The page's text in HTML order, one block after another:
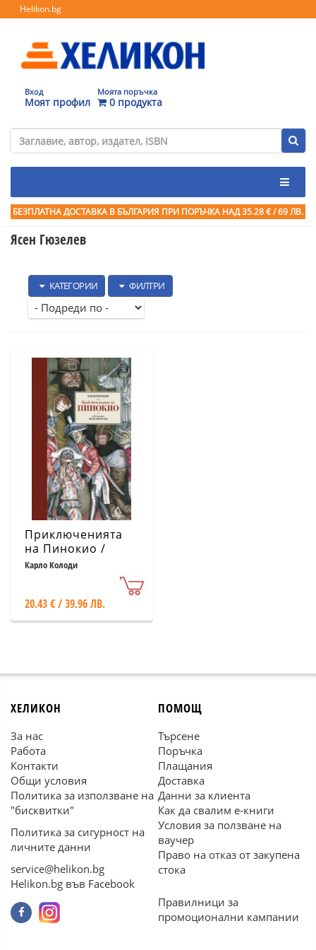
Helikon.bg
Вход
Моят профил
Моята поръчка
0 продукта
БЕЗПЛАТНА ДОСТАВКА В БЪЛГАРИЯ ПРИ ПОРЪЧКА НАД 35.28 € / 69 ЛВ.
Ясен Гюзелев
КАТЕГОРИИ ФИЛТРИ
Приключенията
на Пинокио /
Луксозно издание
с илюстрации на
Карло Колоди
20.43 € / 39.96 ЛВ.
ХЕЛИКОН
За нас
Работа
Контакти
Общи условия
Политика за използване на
"бисквитки"
Политика за сигурност на
личните данни
service@helikon.bg
Helikon.bg във Facebook
ПОМОЩ
Търсене
Поръчка
Плащания
Доставка
Данни за клиента
Как да свалим е-книги
Условия за ползване на
ваучер
Право на отказ от закупена
стока
Правилници за
промоционални кампании